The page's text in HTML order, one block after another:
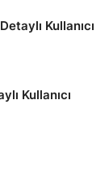
Kullanıcı
Kullanıcı